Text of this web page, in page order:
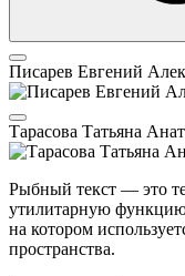
Писарев Евгений
Тарасова Татьяна
Рыбный текст — это
утилитарную
на котором
пространства.